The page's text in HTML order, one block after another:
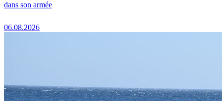
dans son armée
06.08.2026